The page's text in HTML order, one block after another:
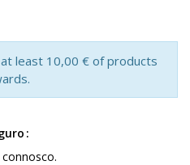
least 10,00 € of products